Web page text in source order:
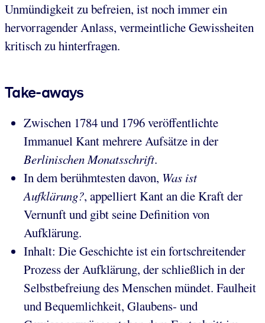
Unmündigkeit zu befreien, ist noch immer ein
hervorragender Anlass, vermeintliche Gewissheiten
kritisch zu hinterfragen.
Take-aways
Zwischen 1784 und 1796 veröffentlichte
Immanuel Kant mehrere Aufsätze in der
Berlinischen Monatsschrift.
In dem berühmtesten davon, Was ist
Aufklärung?, appelliert Kant an die Kraft der
Vernunft und gibt seine Definition von
Aufklärung.
Inhalt: Die Geschichte ist ein fortschreitender
Prozess der Aufklärung, der schließlich in der
Selbstbefreiung des Menschen mündet. Faulheit
und Bequemlichkeit, Glaubens- und